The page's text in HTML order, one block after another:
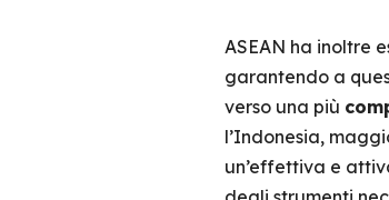
ASEAN ha inoltre
garantendo a
verso una più
l’Indonesia,
un’effettiva e